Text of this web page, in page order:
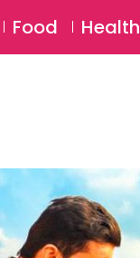
Food Health